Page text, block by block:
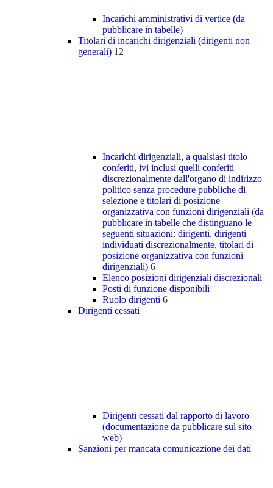
Incarichi amministrativi di vertice (da
pubblicare in tabelle)
Titolari di incarichi dirigenziali (dirigenti non
generali) 12
Incarichi dirigenziali, a qualsiasi titolo
conferiti, ivi inclusi quelli conferiti
discrezionalmente dall'organo di indirizzo
politico senza procedure pubbliche di
selezione e titolari di posizione
organizzativa con funzioni dirigenziali (da
pubblicare in tabelle che distinguano le
seguenti situazioni: dirigenti, dirigenti
individuati discrezionalmente, titolari di
posizione organizzativa con funzioni
dirigenziali) 6
Elenco posizioni dirigenziali discrezionali
Posti di funzione disponibili
Ruolo dirigenti 6
Dirigenti cessati
Dirigenti cessati dal rapporto di lavoro
(documentazione da pubblicare sul sito
web)
Sanzioni per mancata comunicazione dei dati